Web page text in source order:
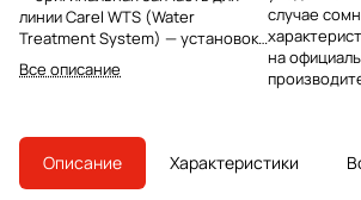
линии Carel WTS (Water
Treatment System) — установок
обратного осмоса
CMROUV/CMRO для подготовки
генераторов Carel. Манометр
Ø63 мм, 0–1 бар, 1/4″ — манометр
низкого давления на контуре
Все описание
случае
на
Описание Характеристики